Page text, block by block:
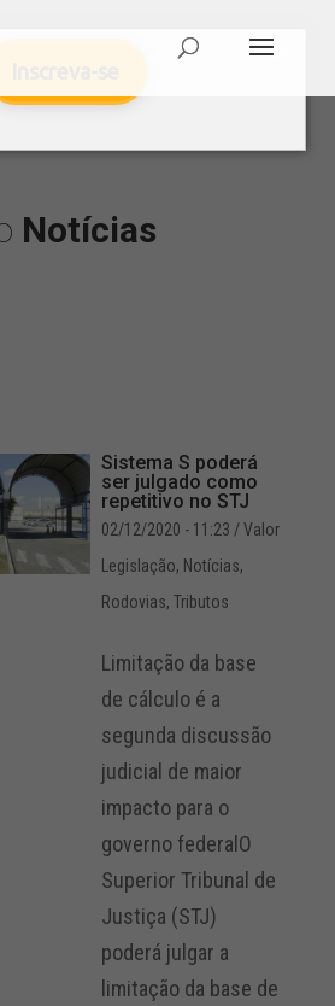
Notícias
Sistema S poderá
ser julgado como
repetitivo no STJ
02/12/2020 - 11:23 / Valor
Legislação, Notícias,
Rodovias, Tributos
Limitação da base
de cálculo é a
segunda discussão
judicial de maior
impacto para o
governo federalO
Superior Tribunal de
Justiça (STJ)
poderá julgar a
limitação da base de